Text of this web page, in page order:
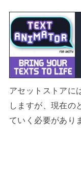
アセットストアに
しますが、現在の
ていく必要があり